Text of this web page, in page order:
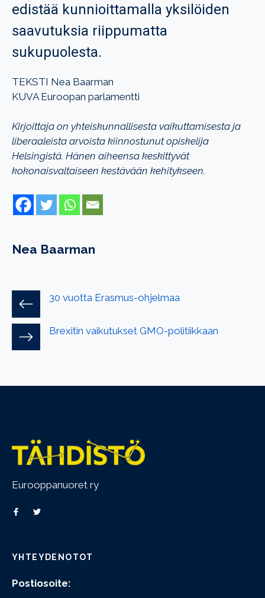
edistää kunnioittamalla yksilöiden
saavutuksia riippumatta
sukupuolesta.
TEKSTI Nea Baarman
KUVA Euroopan parlamentti
Kirjoittaja on yhteiskunnallisesta vaikuttamisesta ja
liberaaleista arvoista kiinnostunut opiskelija
Helsingistä. Hänen aiheensa keskittyvät
kokonaisvaltaiseen kestävään kehitykseen.
Nea Baarman
30 vuotta Erasmus-ohjelmaa
Brexitin vaikutukset GMO-politiikkaan
Eurooppanuoret ry
YHTEYDENOTOT
Postiosoite: